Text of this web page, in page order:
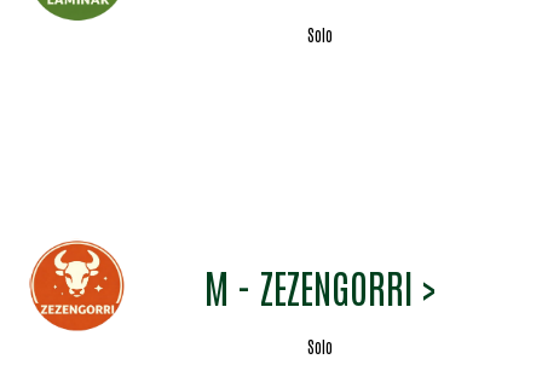
Solo
M - ZEZENGORRI >
Solo